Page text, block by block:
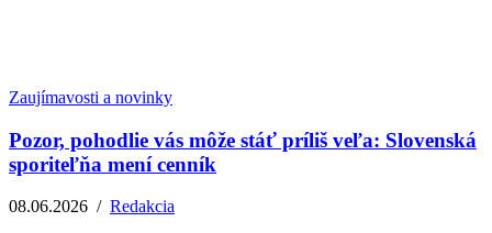
Zaujímavosti a novinky
Pozor, pohodlie vás môže stáť príliš veľa: Slovenská
sporiteľňa mení cenník
08.06.2026 / Redakcia